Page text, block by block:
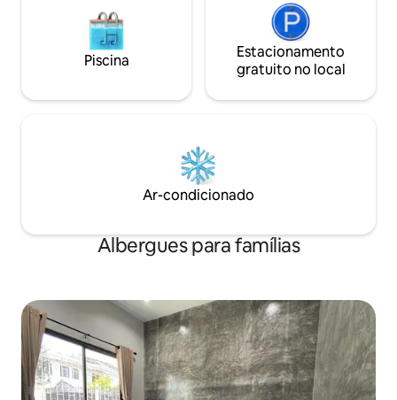
Piscina
Estacionamento
gratuito no local
Ar-condicionado
Albergues para famílias